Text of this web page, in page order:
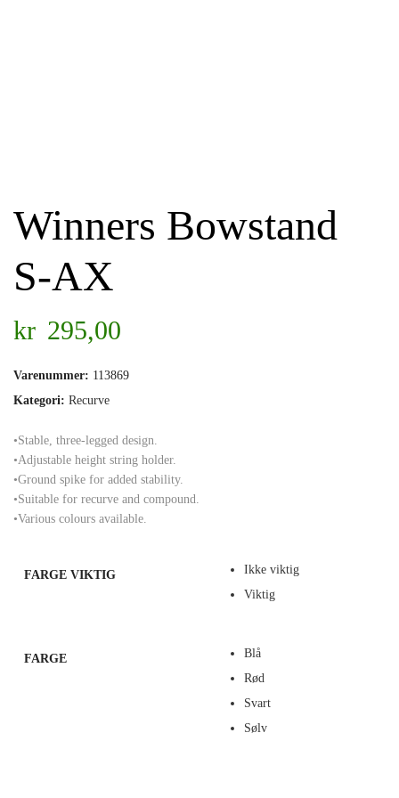
Winners Bowstand
S-AX
kr 295,00
Varenummer: 113869
Kategori: Recurve
•Stable, three-legged design.
•Adjustable height string holder.
•Ground spike for added stability.
•Suitable for recurve and compound.
•Various colours available.
FARGE VIKTIG
Ikke viktig
Viktig
FARGE
Blå
Rød
Svart
Sølv